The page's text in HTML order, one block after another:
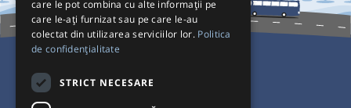
Pentru Călători
care le pot combina cu alte informații pe
care le-ați furnizat sau pe care le-au
colectat din utilizarea serviciilor lor. Politica
de confidențialitate
STRICT NECESARE